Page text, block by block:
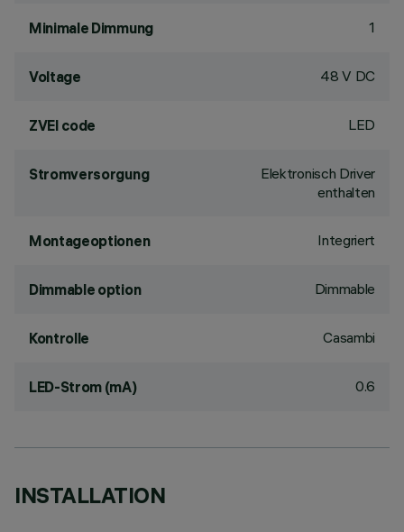
Minimale Dimmung 1
Voltage 48 V DC
ZVEI code LED
Stromversorgung
Elektronisch Driver
enthalten
Montageoptionen Integriert
Dimmable option Dimmable
Kontrolle Casambi
LED-Strom (mA) 0.6
INSTALLATION